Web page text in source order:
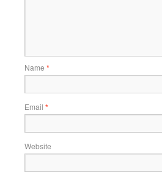
Name *
Email *
Website